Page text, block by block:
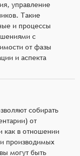
управление
Такие
и процессы
с
от фазы
и аспекта
собирать
от
как в отношении
производимых
могут быть